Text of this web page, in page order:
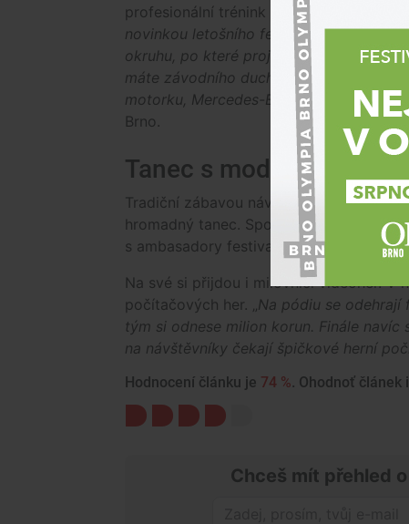
profesionální trénink zápasníků nebo se
novinkou letošního festivalu je
okruhu, po které projedete na kolech,
máte závodního ducha, vyzkoušíte si i
motorku, Mercedes-Benz i safety car,
“
Brno.
Tanec s moderátorem i
Tradiční zábavou návštěvnický je také
hromadný tanec. Společně společně s
s ambasadory festivalu Ondřejem
Na své si přijdou i milovníci videoher. V
počítačových her. „ Na pódiu se odehrají
tým si odnese milion korun. Finále
na návštěvníky čekají špičkové herní
Hodnocení článku je 74 %. Ohodnoť článek
Chceš mít přehled